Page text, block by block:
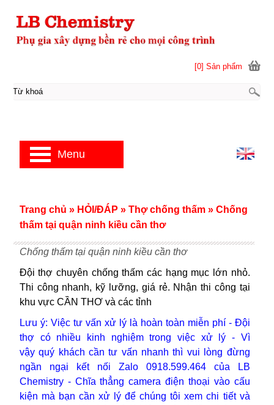
Chống thấm tại quận ninh kiều cần thơ
Đội thợ chuyên chống thấm các hạng mục lớn nhỏ.
Thi công nhanh, kỹ lưỡng, giá rẻ. Nhận thi công tại
khu vực CẦN THƠ và các tỉnh
Lưu ý: Việc tư vấn xử lý là hoàn toàn miễn phí - Đội
thợ có nhiều kinh nghiệm trong việc xử lý - Vì
vậyquý khách cần tư vấn nhanh thì vui lòng đừng
ngần ngại kết nối Zalo 0918.599.464 của LB
Chemistry - Chĩa thẳng camera điện thoại vào cấu
kiện mà bạn cần xử lý để chúng tôi xem chi tiết và
Trang chủ » HỎI/ĐÁP » Thợ chống thấm » Chống
thấm tại quận ninh kiều cần thơ
[0] Sản phẩm
Menu